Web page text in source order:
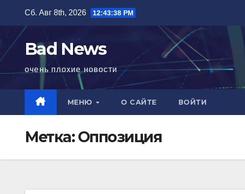
содержимому
Сб. Авг 8th, 2026 12:43:39 PM
Bad News
очень плохие новости
МЕНЮ О САЙТЕ ВОЙТИ
Метка:Оппозиция